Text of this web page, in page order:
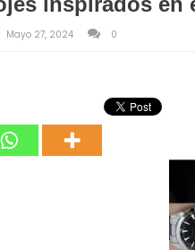
Mayo 27, 2024 0